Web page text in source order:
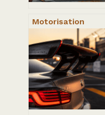
Motorisation
critères
essentiels pour
sécuriser votre
achat avant 2035